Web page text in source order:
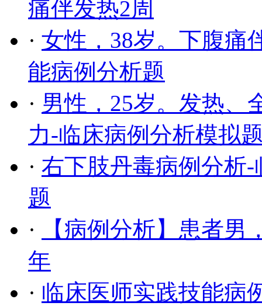
痛伴发热2周
· 女性，38岁。下腹
能病例分析题
· 男性，25岁。发热、
力-临床病例分析模拟
· 右下肢丹毒病例分析
题
·
【病例分析】患者
年
· 临床医师实践技能病